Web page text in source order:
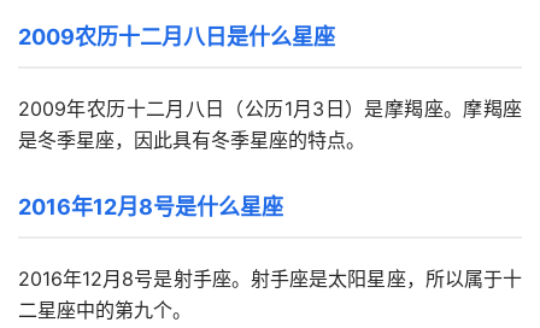
2009农历十二月八日是什么星座
2009年农历十二月八日（公历1月3日）是摩羯座。摩羯座
是冬季星座，因此具有冬季星座的特点。
2016年12月8号是什么星座
2016年12月8号是射手座。射手座是太阳星座，所以属于十
二星座中的第九个。